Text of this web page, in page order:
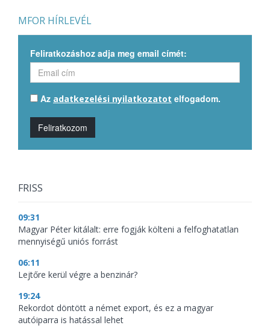
MFOR HÍRLEVÉL
Feliratkozáshoz adja meg email címét:
Az adatkezelési nyilatkozatot elfogadom.
Feliratkozom
FRISS
09:31
Magyar Péter kitálalt: erre fogják költeni a felfoghatatlan
mennyiségű uniós forrást
06:11
Lejtőre kerül végre a benzinár?
19:24
Rekordot döntött a német export, és ez a magyar
autóiparra is hatással lehet